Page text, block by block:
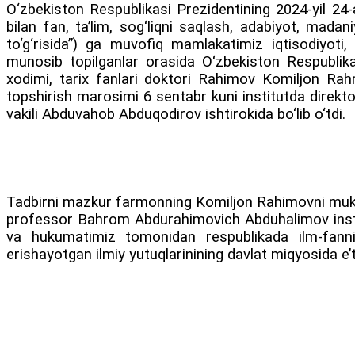
O‘zbekiston Respublikasi Prezidentining 2024-yil
bilan fan, ta’lim, sog‘liqni saqlash, adabiyot,
to‘g‘risida”) ga muvofiq mamlakatimiz
munosib topilganlar orasida O‘zbekiston
xodimi, tarix fanlari doktori Rahimov Komiljon
topshirish marosimi 6 sentabr kuni institutda
vakili Abduvahob Abduqodirov ishtirokida bo‘lib o‘tdi.
Tadbirni mazkur farmonning Komiljon Rahimovni
professor Bahrom Abdurahimovich Abduhalimov
va hukumatimiz tomonidan respublikada ilm-
erishayotgan ilmiy yutuqlarinining davlat miqyosida